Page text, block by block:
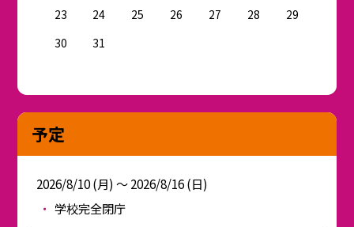
23
24 25 26 27 28
29
30
31
予定
2026/8/10 (月) ～ 2026/8/16 (日)
学校完全閉庁